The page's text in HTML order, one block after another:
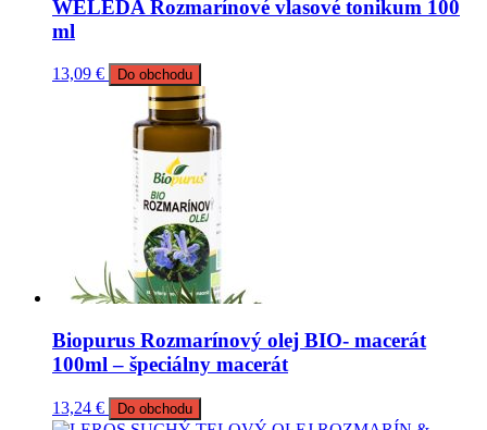
WELEDA Rozmarínové vlasové tonikum 100
ml
13,09 € Do obchodu
Biopurus Rozmarínový olej BIO- macerát
100ml – špeciálny macerát
13,24 € Do obchodu